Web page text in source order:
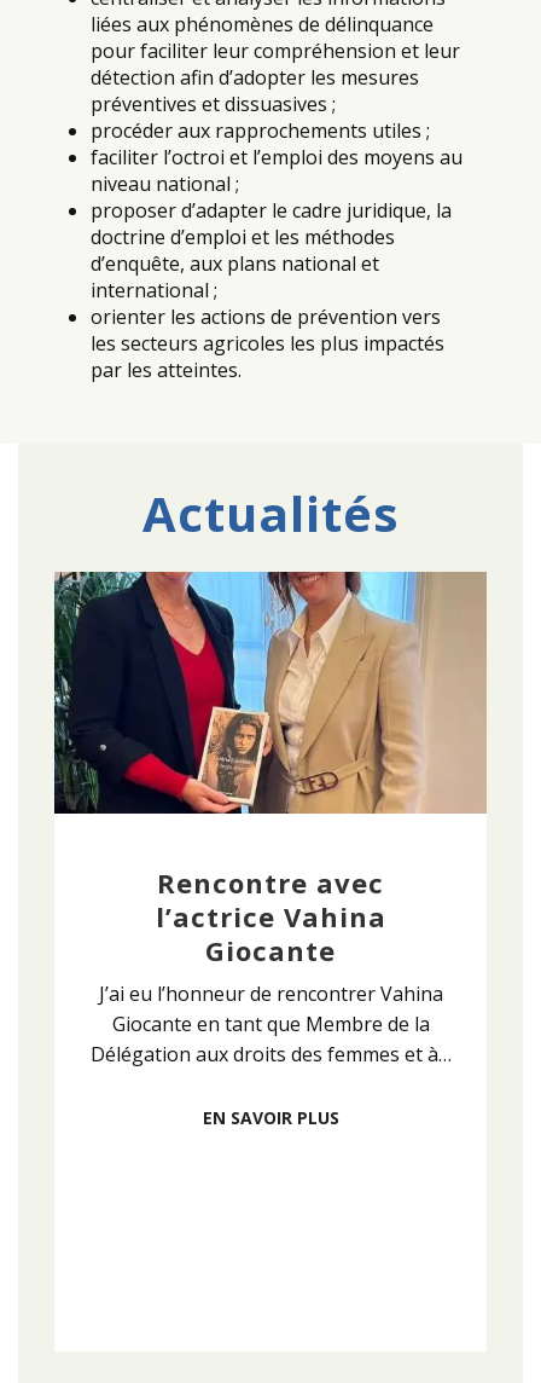
liées aux phénomènes de délinquance
pour faciliter leur compréhension et leur
détection afin d’adopter les mesures
préventives et dissuasives ;
procéder aux rapprochements utiles ;
faciliter l’octroi et l’emploi des moyens au
niveau national ;
proposer d’adapter le cadre juridique, la
doctrine d’emploi et les méthodes
d’enquête, aux plans national et
international ;
orienter les actions de prévention vers
les secteurs agricoles les plus impactés
par les atteintes.
Actualités
Rencontre avec
l’actrice Vahina
Giocante
J’ai eu l’honneur de rencontrer Vahina
Giocante en tant que Membre de la
Délégation aux droits des femmes et à…
EN SAVOIR PLUS